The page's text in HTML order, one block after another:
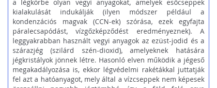
a légkörbe olyan vegyi anyagokat, amelyek esőcseppek
kialakulását indukálják (ilyen módszer például a
kondenzációs magvak (CCN-ek) szórása, ezek egyfajta
páralecsapódást, vízgőzképződést eredményeznek). A
leggyakrabban használt vegyi anyagok az ezüst-jodid és a
szárazjég (szilárd szén-dioxid), amelyeknek hatására
jégkristályok jönnek létre. Hasonló elven működik a jégeső
megakadályozása is, ekkor légvédelmi rakétákkal juttatják
fel azt a hatóanyagot, mely által a vízcseppek nem képesek